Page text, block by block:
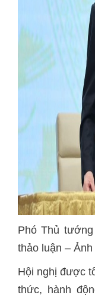
Phó Thủ
thảo luận –
Hội nghị được
thức, hành